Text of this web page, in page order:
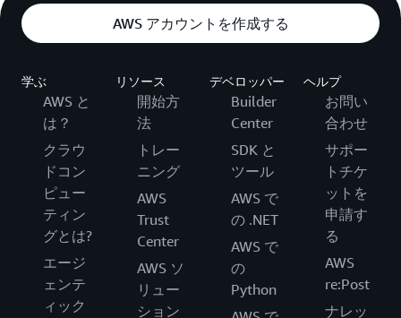
AWS アカウントを作成する
学ぶ
AWS と
は？
クラウ
ドコン
ピュー
ティン
グとは?
エージ
ェンテ
ィック
リソース
開始方
法
トレー
ニング
AWS
Trust
Center
AWS ソ
リュー
ション
デベロッパー
Builder
Center
SDK と
ツール
AWS で
の .NET
AWS で
の
Python
ヘルプ
お問い
合わせ
サポー
トチケ
ットを
申請す
る
AWS
re:Post
ナレッ